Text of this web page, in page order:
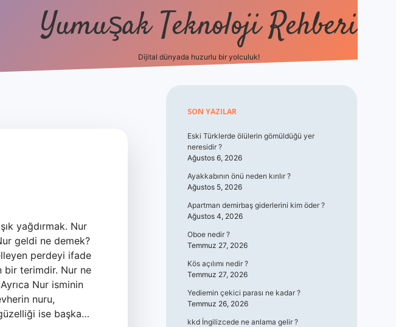
Yumuşak Teknoloji Rehberi
Dijital dünyada huzurlu bir yolculuk!
yağdırmak. Nur
geldi ne demek?
perdeyi ifade
bir terimdir. Nur ne
Nur isminin
nuru,
ise başka…
Sidebar
SON YAZILAR
Eski Türklerde ölülerin gömüldüğü yer
neresidir ?
Ağustos 6, 2026
Ayakkabının önü neden kırılır ?
Ağustos 5, 2026
Apartman demirbaş giderlerini kim öder ?
Ağustos 4, 2026
Oboe nedir ?
Temmuz 27, 2026
Kös açılımı nedir ?
Temmuz 27, 2026
Yediemin çekici parası ne kadar ?
Temmuz 26, 2026
kkd İngilizcede ne anlama gelir ?